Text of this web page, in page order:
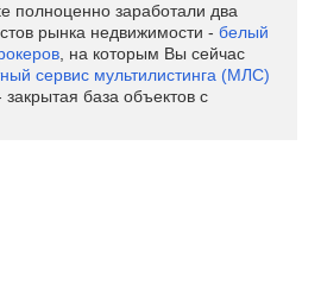
полноценно заработали два
рынка недвижимости - белый
, на которым Вы сейчас
сервис мультилистинга (МЛС)
база объектов с